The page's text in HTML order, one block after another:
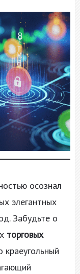
осознал
элегантных
Забудьте о
торговых